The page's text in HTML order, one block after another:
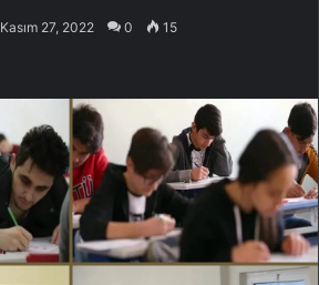
Kasım 27, 2022 0 15